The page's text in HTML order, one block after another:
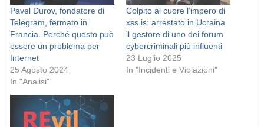
Pavel Durov, fondatore di
Telegram, fermato in
Francia. Perché questo può
essere un problema per
Internet
25 Agosto 2024
In "Analisi"
Colpito al cuore l’impero di
xss.is: arrestato in Ucraina
il gestore di uno dei forum
cybercriminali più influenti
23 Luglio 2025
In "Incidenti e Violazioni"